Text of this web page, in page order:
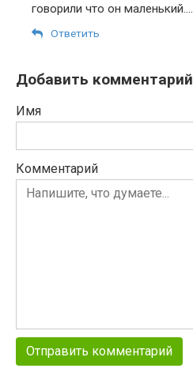
говорили что он маленький….
Ответить
Добавить комментарий
Имя
Комментарий